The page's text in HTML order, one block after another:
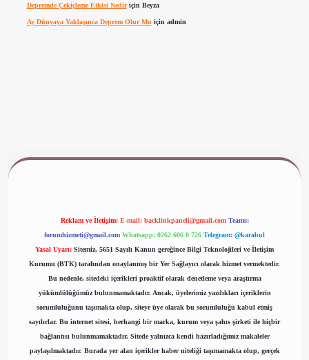
Depremde Çekiçleme Etkisi Nediriçin Beyza
Ay Dünyaya Yaklaşınca Deprem Olur Mu için admin
Reklam ve İletişim: E-mail: backlinkpaneli@gmail.com Teams:
forumhizmeti@gmail.com Whatsapp: 0262 606 0 726 Telegram: @karabul
Yasal Uyarı: Sitemiz, 5651 Sayılı Kanun gereğince Bilgi Teknolojileri ve İletişim
Kurumu (BTK) tarafından onaylanmış bir Yer Sağlayıcı olarak hizmet vermektedir.
Bu nedenle, sitedeki içerikleri proaktif olarak denetleme veya araştırma
yükümlülüğümüz bulunmamaktadır. Ancak, üyelerimiz yazdıkları içeriklerin
sorumluluğunu taşımakta olup, siteye üye olarak bu sorumluluğu kabul etmiş
sayılırlar. Bu internet sitesi, herhangi bir marka, kurum veya şahıs şirketi ile hiçbir
bağlantısı bulunmamaktadır. Sitede yalnızca kendi hazırladığımız makaleler
paylaşılmaktadır. Burada yer alan içerikler haber niteliği taşımamakta olup, gerçek